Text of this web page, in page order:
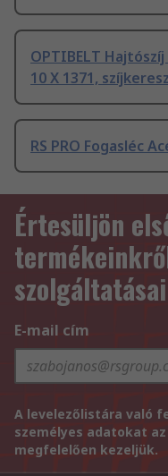
OPTIBELT
10 X 1371,
RS PRO Fogasléc
Értesüljön
E-mail cím
A levelezőlistára való
személyes adatokat az
megfelelően kezeljük.